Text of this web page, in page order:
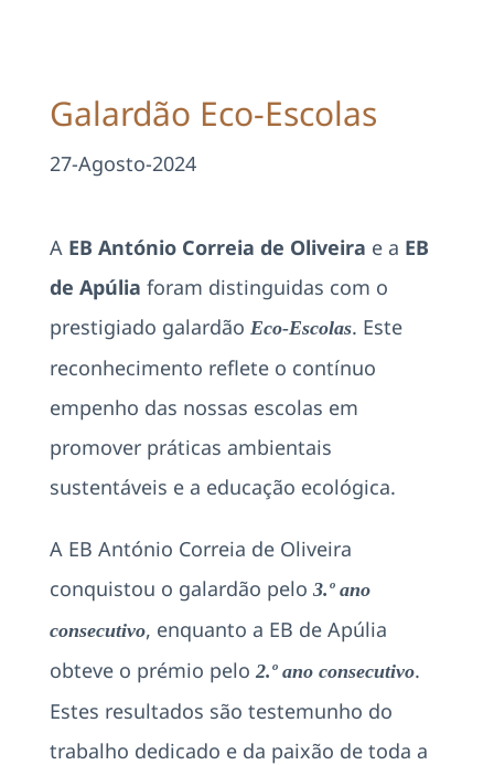
Galardão Eco-Escolas
27-Agosto-2024
A EB António Correia de Oliveira e a EB
de Apúlia foram distinguidas com o
prestigiado galardão Eco-Escolas. Este
reconhecimento reflete o contínuo
empenho das nossas escolas em
promover práticas ambientais
sustentáveis e a educação ecológica.
A EB António Correia de Oliveira
conquistou o galardão pelo 3.º ano
consecutivo, enquanto a EB de Apúlia
obteve o prémio pelo 2.º ano consecutivo.
Estes resultados são testemunho do
trabalho dedicado e da paixão de toda a